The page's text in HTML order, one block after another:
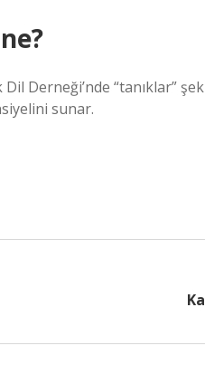
Derneği’nde “tanıklar”
sunar.